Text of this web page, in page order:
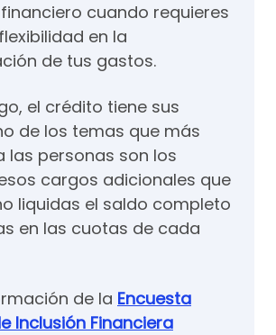
cuando requieres
en la
de tus gastos.
el crédito tiene sus
de los temas que más
las personas son los
cargos adicionales que
liquidas el saldo completo
en las cuotas de cada
de la Encuesta
Inclusión Financiera